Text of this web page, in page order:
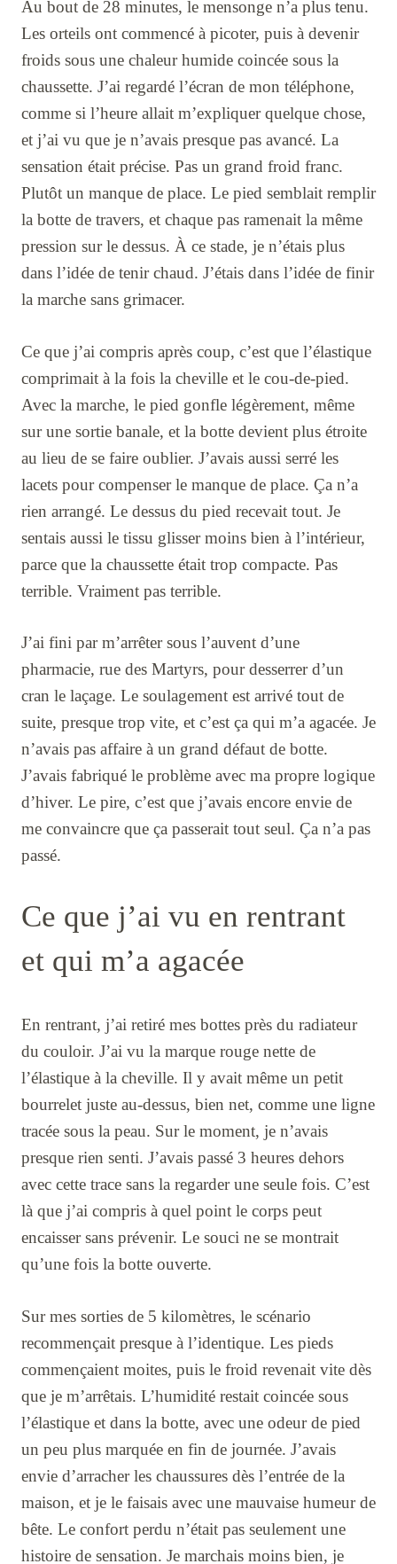
Au bout de 28 minutes, le mensonge n’a plus tenu.
Les orteils ont commencé à picoter, puis à devenir
froids sous une chaleur humide coincée sous la
chaussette. J’ai regardé l’écran de mon téléphone,
comme si l’heure allait m’expliquer quelque chose,
et j’ai vu que je n’avais presque pas avancé. La
sensation était précise. Pas un grand froid franc.
Plutôt un manque de place. Le pied semblait remplir
la botte de travers, et chaque pas ramenait la même
pression sur le dessus. À ce stade, je n’étais plus
dans l’idée de tenir chaud. J’étais dans l’idée de finir
la marche sans grimacer.
Ce que j’ai compris après coup, c’est que l’élastique
comprimait à la fois la cheville et le cou-de-pied.
Avec la marche, le pied gonfle légèrement, même
sur une sortie banale, et la botte devient plus étroite
au lieu de se faire oublier. J’avais aussi serré les
lacets pour compenser le manque de place. Ça n’a
rien arrangé. Le dessus du pied recevait tout. Je
sentais aussi le tissu glisser moins bien à l’intérieur,
parce que la chaussette était trop compacte. Pas
terrible. Vraiment pas terrible.
J’ai fini par m’arrêter sous l’auvent d’une
pharmacie, rue des Martyrs, pour desserrer d’un
cran le laçage. Le soulagement est arrivé tout de
suite, presque trop vite, et c’est ça qui m’a agacée. Je
n’avais pas affaire à un grand défaut de botte.
J’avais fabriqué le problème avec ma propre logique
d’hiver. Le pire, c’est que j’avais encore envie de
me convaincre que ça passerait tout seul. Ça n’a pas
passé.
Ce que j’ai vu en rentrant
et qui m’a agacée
En rentrant, j’ai retiré mes bottes près du radiateur
du couloir. J’ai vu la marque rouge nette de
l’élastique à la cheville. Il y avait même un petit
bourrelet juste au-dessus, bien net, comme une ligne
tracée sous la peau. Sur le moment, je n’avais
presque rien senti. J’avais passé 3 heures dehors
avec cette trace sans la regarder une seule fois. C’est
là que j’ai compris à quel point le corps peut
encaisser sans prévenir. Le souci ne se montrait
qu’une fois la botte ouverte.
Sur mes sorties de 5 kilomètres, le scénario
recommençait presque à l’identique. Les pieds
commençaient moites, puis le froid revenait vite dès
que je m’arrêtais. L’humidité restait coincée sous
l’élastique et dans la botte, avec une odeur de pied
un peu plus marquée en fin de journée. J’avais
envie d’arracher les chaussures dès l’entrée de la
maison, et je le faisais avec une mauvaise humeur de
bête. Le confort perdu n’était pas seulement une
histoire de sensation. Je marchais moins bien, je